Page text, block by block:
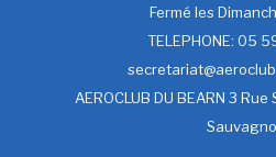
Fermé les
TELEPHONE: 05
AEROCLUB DU BEARN 3